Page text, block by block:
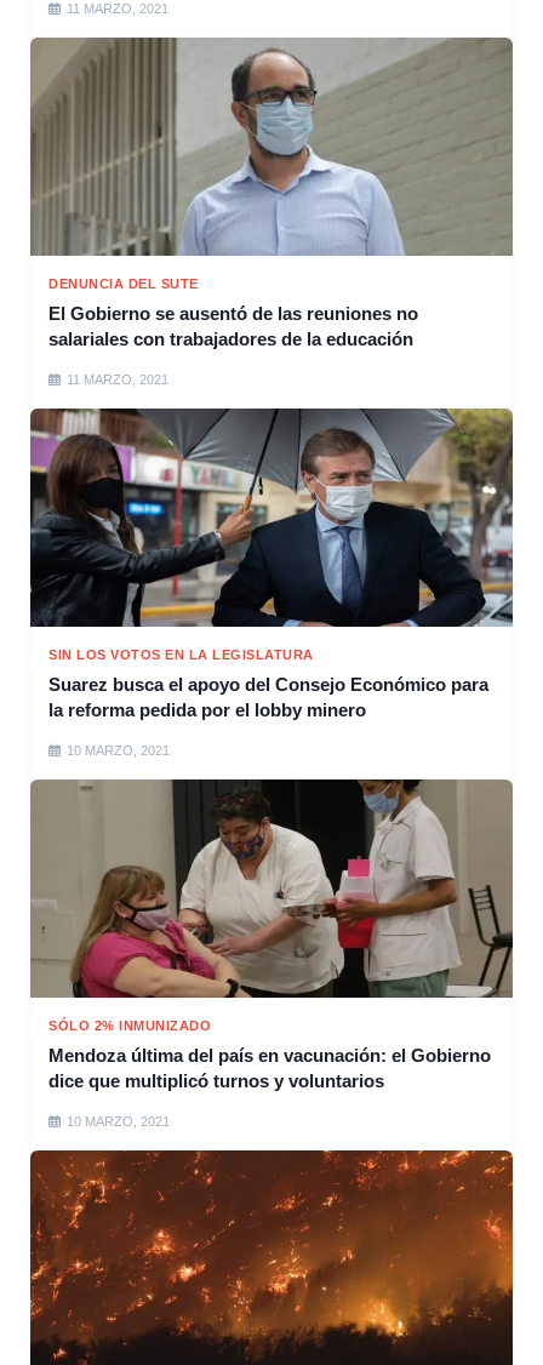
11 MARZO, 2021
DENUNCIA DEL SUTE
El Gobierno se ausentó de las reuniones no
salariales con trabajadores de la educación
11 MARZO, 2021
SIN LOS VOTOS EN LA LEGISLATURA
Suarez busca el apoyo del Consejo Económico para
la reforma pedida por el lobby minero
10 MARZO, 2021
SÓLO 2% INMUNIZADO
Mendoza última del país en vacunación: el Gobierno
dice que multiplicó turnos y voluntarios
10 MARZO, 2021